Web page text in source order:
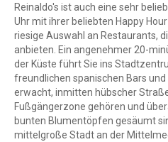
Reinaldo's ist auch eine sehr
Uhr mit ihrer beliebten Happy
riesige Auswahl an Restaurants,
anbieten. Ein angenehmer 20-
der Küste führt Sie ins
freundlichen spanischen Bars
erwacht, inmitten hübscher
Fußgängerzone gehören und
bunten Blumentöpfen gesäumt
mittelgroße Stadt an der